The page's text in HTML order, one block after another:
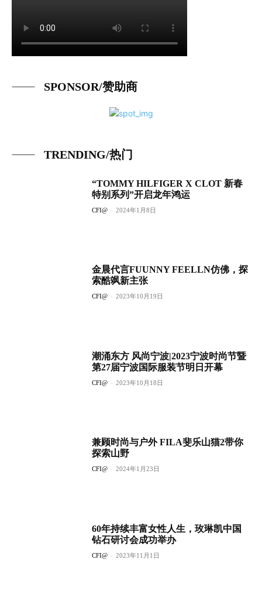
SPONSOR/赞助商
TRENDING/热门
“TOMMY HILFIGER X CLOT 新春
特别系列”开启龙年鸿运
CFI@ - 2024年1月8日
金晨代言FUUNNY FEELLN仿佛，探
索酷飒新主张
CFI@ - 2023年10月19日
潮涌东方 风尚宁波|2023宁波时尚节暨
第27届宁波国际服装节明日开幕
CFI@ - 2023年10月18日
兼顾时尚与户外 FILA斐乐山猫2带你
探索山野
CFI@ - 2024年1月23日
60年持续丰富女性人生，玫琳凯中国
钻石研讨会成功举办
CFI@ - 2023年11月1日